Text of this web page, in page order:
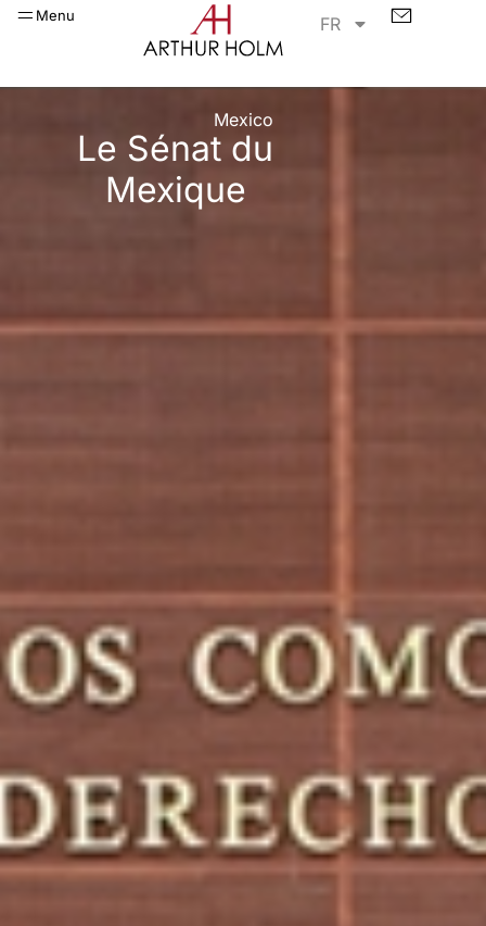
Menu FR
Mexico
Le Sénat du
Mexique